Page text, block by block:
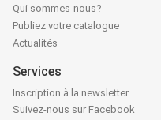
Qui sommes-nous?
Publiez votre catalogue
Actualités
Services
Inscription à la newsletter
Suivez-nous sur Facebook